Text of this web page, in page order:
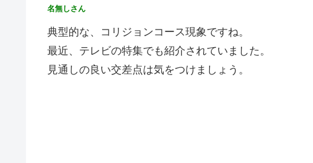
名無しさん
典型的な、コリジョンコース現象ですね。
最近、テレビの特集でも紹介されていました。
見通しの良い交差点は気をつけましょう。